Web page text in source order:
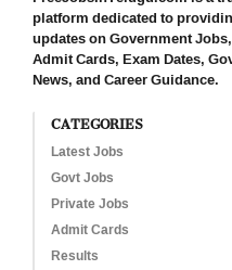
platform dedicated to
updates on Government
Admit Cards, Exam Dates,
News, and Career Guidance.
CATEGORIES
Latest Jobs
Govt Jobs
Private Jobs
Admit Cards
Results